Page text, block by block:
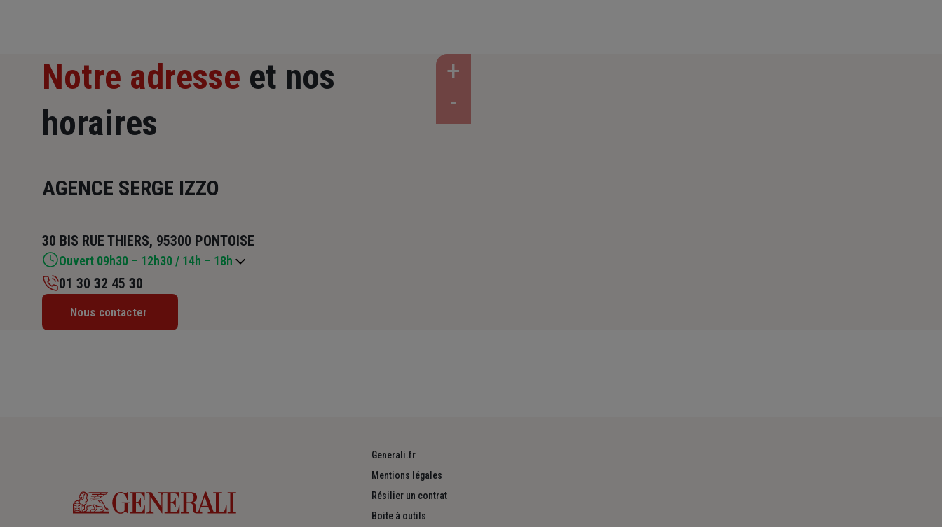
Notre adresse et nos
horaires
AGENCE SERGE IZZO
30 BIS RUE THIERS, 95300 PONTOISE
Ouvert 09h30 – 12h30 / 14h – 18h
Mardi : 09h30 – 12h30 / 14h – 18h
01 30 32 45 30
Nous contacter
Generali.fr
Mentions légales
Résilier un contrat
Boite à outils